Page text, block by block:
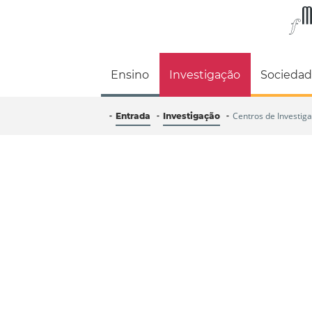
Faculdade de
Ensino Investigação
Entrada Investigação Centros de